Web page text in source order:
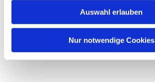
Auswahl erlauben
Nur notwendige Cookies